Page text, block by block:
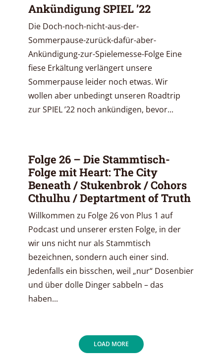
Ankündigung SPIEL ’22
Die Doch-noch-nicht-aus-der-
Sommerpause-zurück-dafür-aber-
Ankündigung-zur-Spielemesse-Folge Eine
fiese Erkältung verlängert unsere
Sommerpause leider noch etwas. Wir
wollen aber unbedingt unseren Roadtrip
zur SPIEL ’22 noch ankündigen, bevor...
Folge 26 – Die Stammtisch-
Folge mit Heart: The City
Beneath / Stukenbrok / Cohors
Cthulhu / Deptartment of Truth
Willkommen zu Folge 26 von Plus 1 auf
Podcast und unserer ersten Folge, in der
wir uns nicht nur als Stammtisch
bezeichnen, sondern auch einer sind.
Jedenfalls ein bisschen, weil „nur“ Dosenbier
und über dolle Dinger sabbeln – das
haben...
LOAD MORE